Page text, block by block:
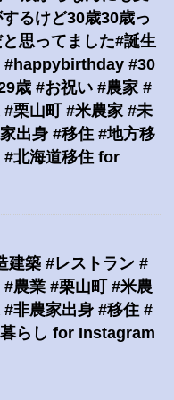
るけど30歳30歳っ
思ってました#誕生
#happybirthday #30
歳 #お祝い #農家 #
栗山町 #米農家 #未
出身 #移住 #地方移
#北海道移住 for
建築 #レストラン #
農業 #栗山町 #米農
非農家出身 #移住 #
らし for Instagram